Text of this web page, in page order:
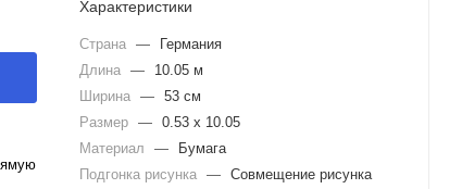
Характеристики
Страна —
Германия
Длина —
10.05 м
Ширина — 53 см
Размер — 0.53 x 10.05
Материал
—
Бумага
Подгонка рисунка — Совмещение рисунка